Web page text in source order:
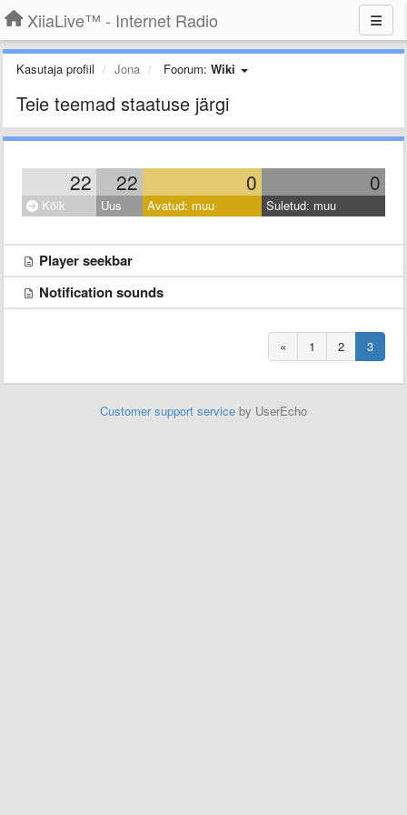
XiiaLive™ - Internet Radio
Kasutaja profiil Jona Foorum: Wiki
Teie teemad staatuse järgi
22 22 0 0
Kõik Uus Avatud: muu Suletud: muu
Player seekbar
Notification sounds
« 1 2 3
Customer support service by UserEcho